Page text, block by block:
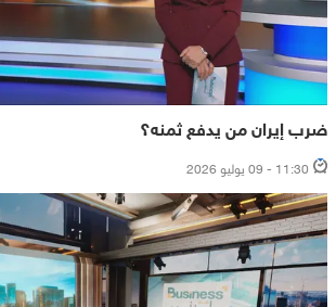
ضرب إيران من يدفع ثمنه؟
11:30 - 09 يوليو 2026